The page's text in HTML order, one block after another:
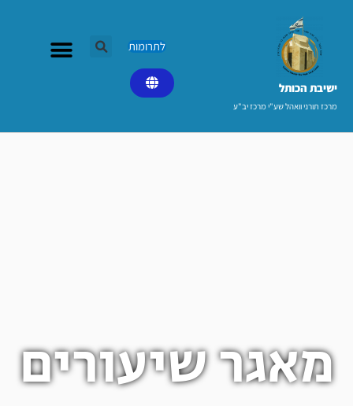
ישיבת הכותל​
מרכז תורני וואהל שע"י מרכז יב"ע
לתרומות
מאגר שיעורים